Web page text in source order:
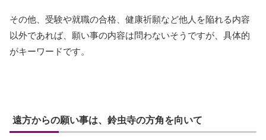
その他、受験や就職の合格、健康祈願など他人を陥れる内容
以外であれば、願い事の内容は問わないそうですが、具体的
がキーワードです。
遠方からの願い事は、鈴虫寺の方角を向いて